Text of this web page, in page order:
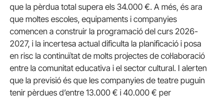
que la pèrdua total supera els 34.000 €. A més, és ara
que moltes escoles, equipaments i companyies
comencen a construir la programació del curs 2026-
2027, i la incertesa actual dificulta la planificació i posa
en risc la continuïtat de molts projectes de col·laboració
entre la comunitat educativa i el sector cultural. I alerten
que la previsió és que les companyies de teatre puguin
tenir pèrdues d’entre 13.000 € i 40.000 € per